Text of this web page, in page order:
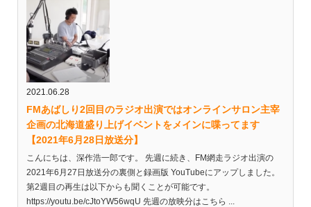
2021.06.28
FMあばしり2回目のラジオ出演ではオンラインサロン主宰
企画の北海道盛り上げイベントをメインに喋ってます
【2021年6月28日放送分】
こんにちは、深作浩一郎です。 先週に続き、FM網走ラジオ出演の
2021年6月27日放送分の裏側と録画版 YouTubeにアップしました。
第2週目の再生は以下からも聞くことが可能です。
https://youtu.be/cJtoYW56wqU 先週の放映分はこちら ...